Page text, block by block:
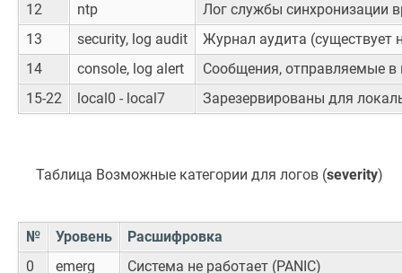
12
ntp
Лог службы синхронизации
13
security, log audit
Журнал аудита (существует
14
console, log alert
Сообщения, отправляемые в
15-22
local0 - local7 Зарезервированы для
Таблица Возможные категории для логов (severity)
№ Уровень
Расшифровка
0
emerg
Система не работает (PANIC)